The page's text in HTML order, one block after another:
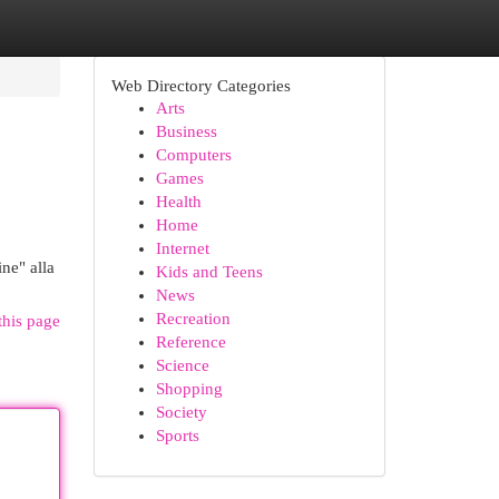
alla
page
Web Directory Categories
Arts
Business
Computers
Games
Health
Home
Internet
Kids and Teens
News
Recreation
Reference
Science
Shopping
Society
Sports